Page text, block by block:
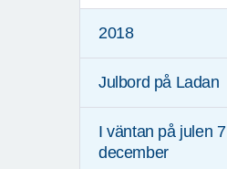
2018
Julbord på Ladan
I väntan på julen 7
december